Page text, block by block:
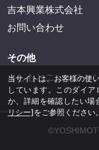
吉本興業株式会社
お問い合わせ
その他
よしもとニュースセ
当サイトは、お客様の使
しています。このダイ
か、詳細を確認したい場
リシー]をご参照ください。